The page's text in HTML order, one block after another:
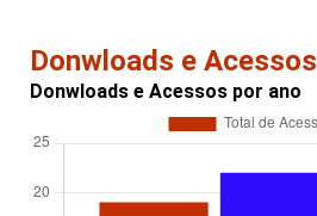
Donwloads e Acessos
Donwloads e Acessos por ano